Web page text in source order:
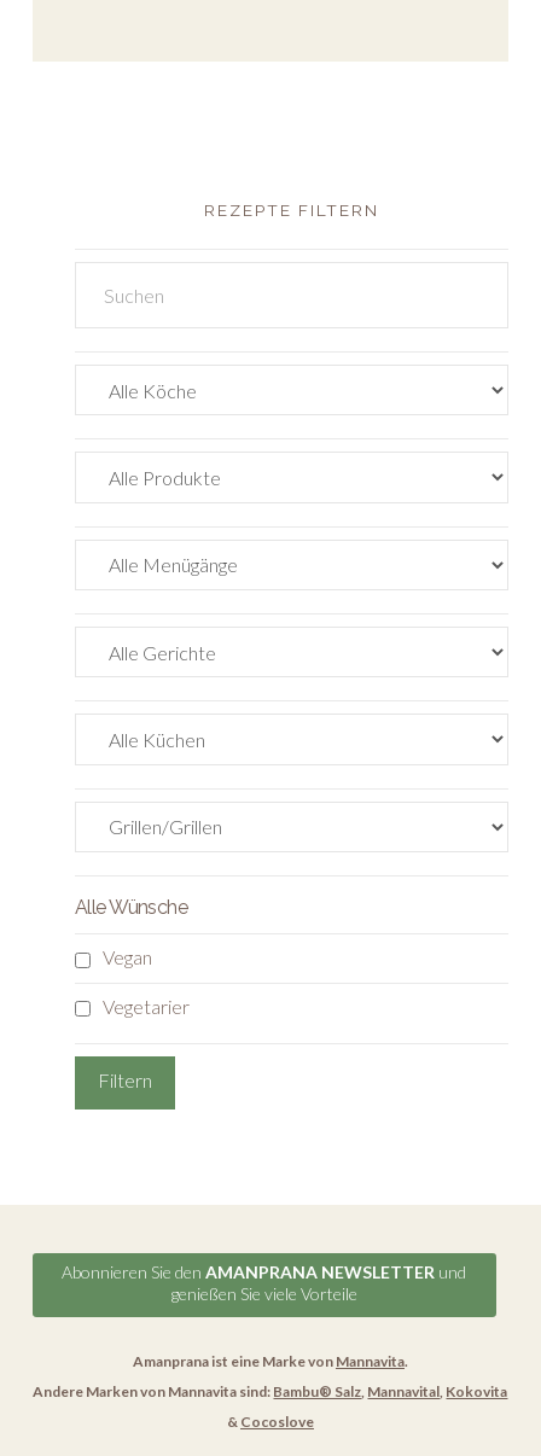
REZEPTE FILTERN
Alle Wünsche
Vegan
Vegetarier
Abonnieren Sie denAMANPRANA NEWSLETTER und
genießen Sie viele Vorteile
Amanprana ist eine Marke von Mannavita.
Andere Marken von Mannavita sind: Bambu® Salz Mannavital Kokovita
& Cocoslove